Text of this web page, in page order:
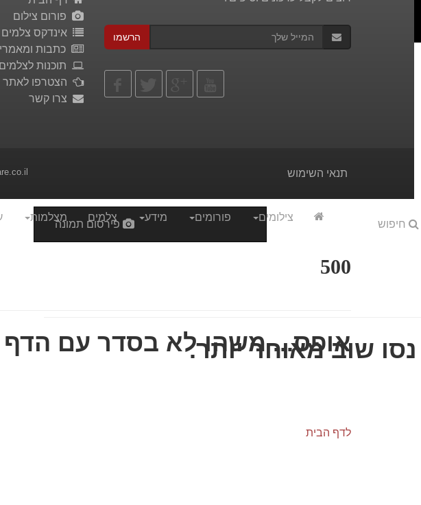
פורום צילום
אינדקס צלמים
כתבות
תוכנות לצלמים
הצטרפו לאתר
צרו קשר
הרשמו
תנאי השימוש
חיפוש פירסום תמונה
שוב מאוחר יותר.
מצלמות צלמים מידע פורומים צילומים
500
אופס... משהו לא בסדר עם הדף
לדף הבית